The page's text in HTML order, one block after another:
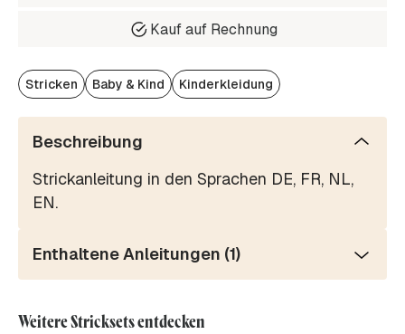
Kauf auf Rechnung
Stricken Baby & Kind Kinderkleidung
Beschreibung
Strickanleitung in den Sprachen DE, FR, NL,
EN.
Enthaltene Anleitungen (1)
Weitere Stricksets entdecken